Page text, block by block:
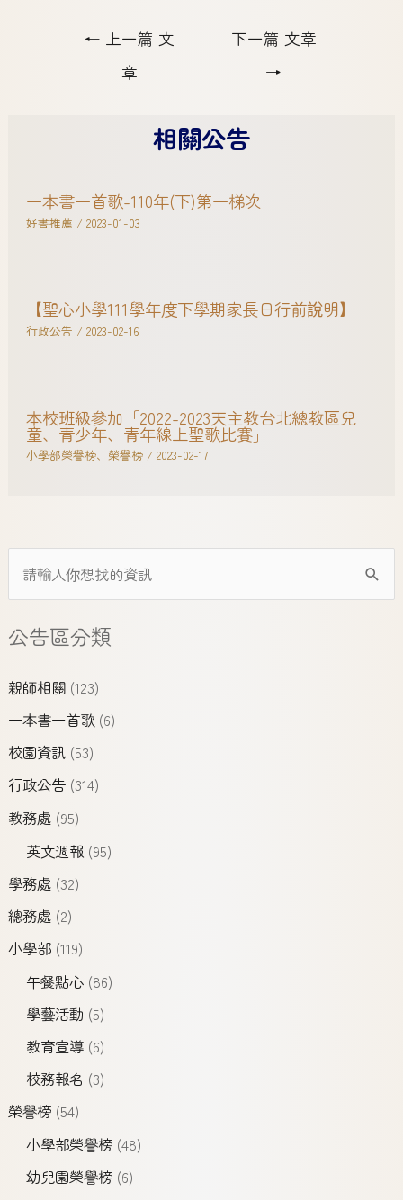
公告區分類
親師相關(123)
一本書一首歌(6)
校園資訊(53)
行政公告(314)
教務處(95)
英文週報 (95)
學務處(32)
總務處(2)
小學部(119)
午餐點心(86)
學藝活動 (5)
教育宣導(6)
校務報名 (3)
榮譽榜(54)
小學部榮譽榜(48)
幼兒園榮譽榜(6)
← 上一篇 文
章
下一篇 文章
→
相關公告
一本書一首歌-110年(下)第一梯次
好書推薦 / 2023-01-03
【聖心小學111學年度下學期家長日行前說明】
行政公告 / 2023-02-16
本校班級參加「2022-2023天主教台北總教區兒
童、青少年、青年線上聖歌比賽」
小學部榮譽榜、 榮譽榜/ 2023-02-17